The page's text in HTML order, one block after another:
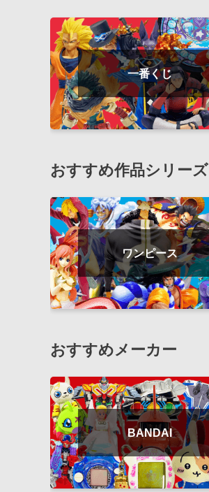
一番くじ
おすすめ作品シリーズ
ワンピース
おすすめメーカー
BANDAI